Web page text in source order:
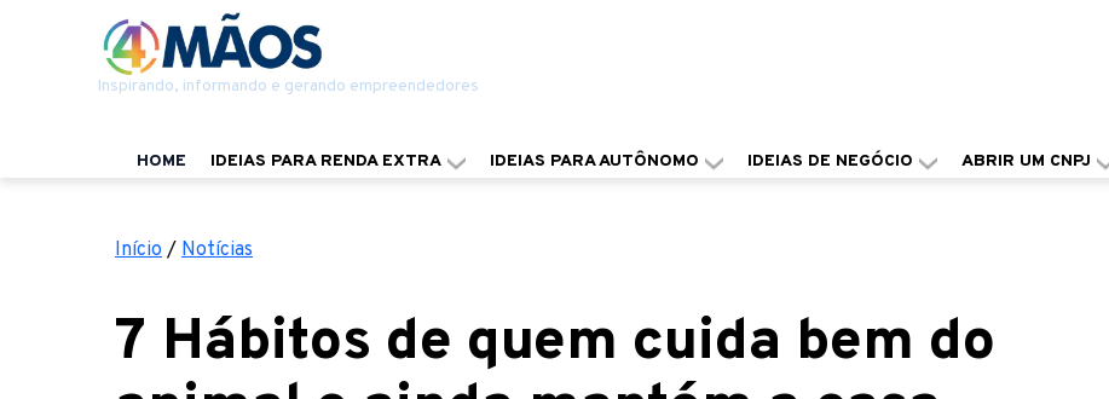
Inspirando, informando e gerando empreendedores
HOME IDEIAS PARA RENDA EXTRA IDEIAS PARA AUTÔNOMO IDEIAS DE NEGÓCIO ABRIR UM CNPJ
Início / Notícias
7 Hábitos de quem cuida bem do